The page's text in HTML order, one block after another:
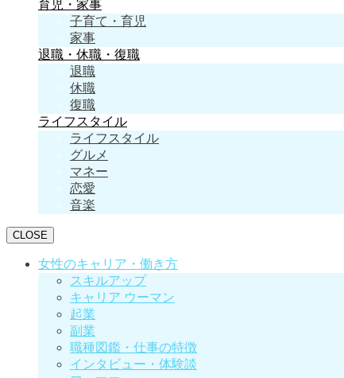
育児・家事
子育て・育児
家事
退職・休職・復職
退職
休職
復職
ライフスタイル
ライフスタイル
グルメ
マネー
恋愛
音楽
CLOSE
女性のキャリア・働き方
スキルアップ
キャリア ウーマン
起業
副業
職種図鑑・仕事の特徴
インタビュー・体験談